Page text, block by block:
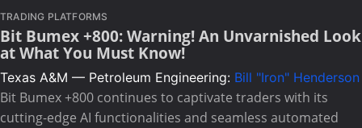
TRADING PLATFORMS
Bit Bumex +800: Warning! An Unvarnished Look
at What You Must Know!
Texas A&M — Petroleum Engineering: Bill "Iron" Henderson
Bit Bumex +800 continues to captivate traders with its
cutting-edge AI functionalities and seamless automated